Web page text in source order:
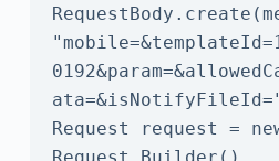
Request request =